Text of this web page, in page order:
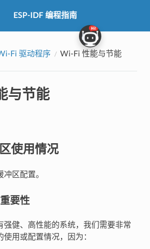
ESP-IDF 编程指南
Fi 驱动程序 Wi-Fi 性能与节能
与节能
使用情况
区配置。
要性
强健、高性能的系统，我们需要非常
用或配置情况，因为：